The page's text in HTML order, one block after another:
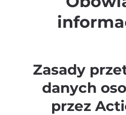
Zasady
danych
przez